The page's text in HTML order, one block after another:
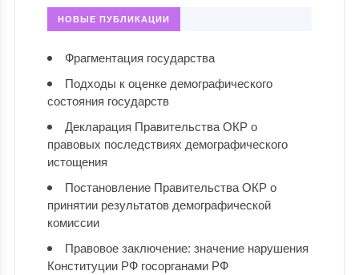
НОВЫЕ ПУБЛИКАЦИИ
Фрагментация государства
Подходы к оценке демографического
состояния государств
Декларация Правительства ОКР о
правовых последствиях демографического
истощения
Постановление Правительства ОКР о
принятии результатов демографической
комиссии
Правовое заключение: значение нарушения
Конституции РФ госорганами РФ